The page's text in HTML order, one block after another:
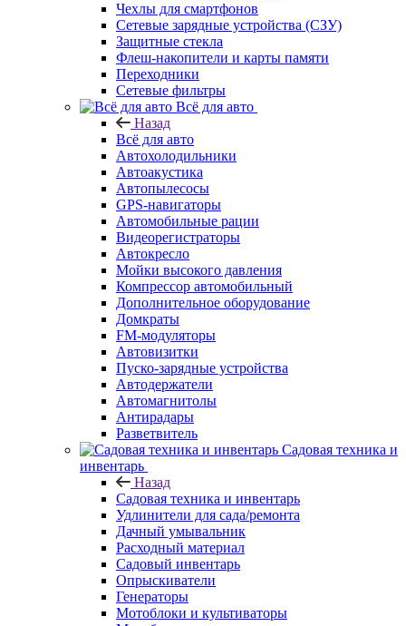
Чехлы для смартфонов
Сетевые зарядные устройства (СЗУ)
Защитные стекла
Флеш-накопители и карты памяти
Переходники
Сетевые фильтры
Всё для авто
Назад
Всё для авто
Автохолодильники
Автоакустика
Автопылесосы
GPS-навигаторы
Автомобильные рации
Видеорегистраторы
Автокресло
Мойки высокого давления
Компрессор автомобильный
Дополнительное оборудование
Домкраты
FM-модуляторы
Автовизитки
Пуско-зарядные устройства
Автодержатели
Автомагнитолы
Антирадары
Разветвитель
Садовая техника и
инвентарь
Назад
Садовая техника и инвентарь
Удлинители для сада/ремонта
Дачный умывальник
Расходный материал
Садовый инвентарь
Опрыскиватели
Генераторы
Мотоблоки и культиваторы